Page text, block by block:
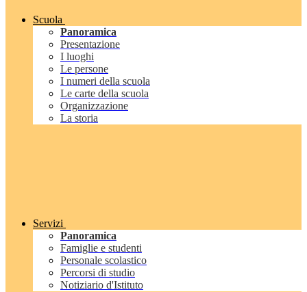
Scuola
Panoramica
Presentazione
I luoghi
Le persone
I numeri della scuola
Le carte della scuola
Organizzazione
La storia
Servizi
Panoramica
Famiglie e studenti
Personale scolastico
Percorsi di studio
Notiziario d'Istituto